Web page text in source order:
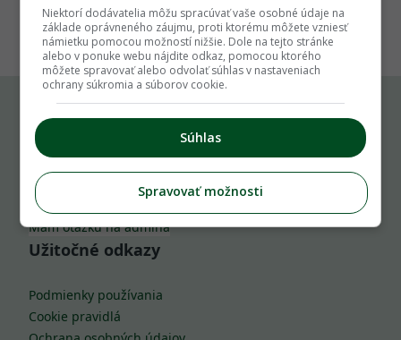
1
Komu môžeš napísať
info@zahrada.sk
Nahlás chybu
Mám otázku na admina
Užitočné odkazy
Podmienky používania
Cookie pravidlá
Niektorí dodávatelia môžu spracúvať vaše osobné údaje na
základe oprávneného záujmu, proti ktorému môžete vzniesť
námietku pomocou možností nižšie. Dole na tejto stránke
alebo v ponuke webu nájdite odkaz, pomocou ktorého
môžete spravovať alebo odvolať súhlas v nastaveniach
ochrany súkromia a súborov cookie.
Súhlas
Spravovať možnosti